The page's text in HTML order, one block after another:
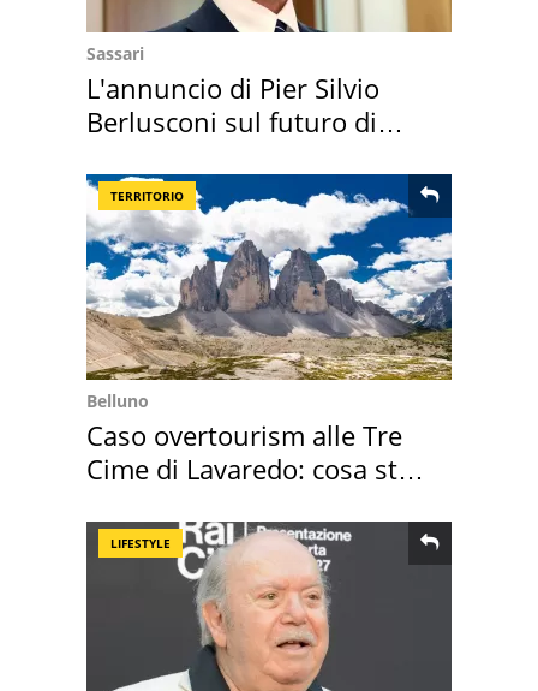
Sassari
L'annuncio di Pier Silvio
Berlusconi sul futuro di
TERRITORIO
Belluno
Caso overtourism alle Tre
Cime di Lavaredo: cosa sta
LIFESTYLE